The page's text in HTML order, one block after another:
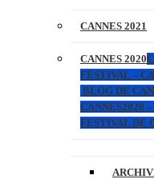
CANNES 2021
CANNES 2020
FESTIVAL –
BLOG DE
CANNES2020
FESTIVAL DE